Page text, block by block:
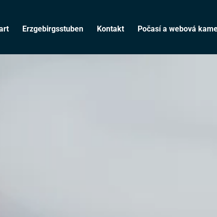
Erzgebirgsstuben Kontakt Počasí a webová